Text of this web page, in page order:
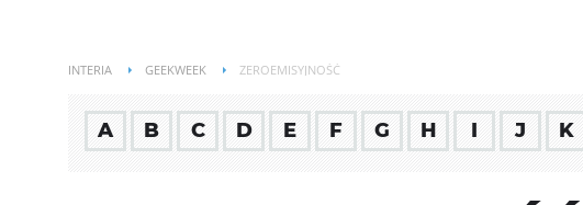
INTERIA GEEKWEEK ZEROEMISYJNOŚĆ
A B C D E F G H I J K